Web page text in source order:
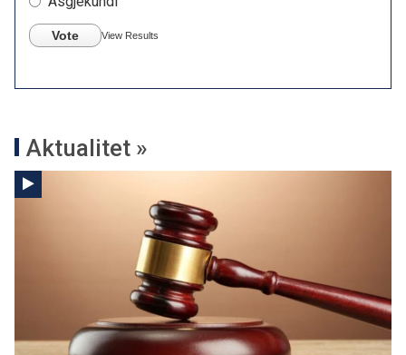
Vote View Results
Aktualitet »